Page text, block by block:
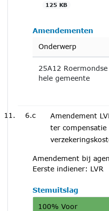
125 KB
Amendementen
Onderwerp
25A12
hele gemeente
6.c
Amendement
ter compensatie
Amendement bij
Eerste indiener: LVR
Stemuitslag
100% Voor